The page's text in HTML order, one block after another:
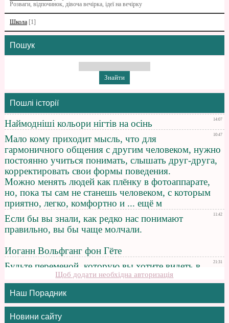
Розваги, відпочинок, дівоча вечірка, ідеї на вечірку
Школа [1]
Пошук
Пошлі історії
Щоб додати необхідна авторизація
Наш Порадник
Новини сайту